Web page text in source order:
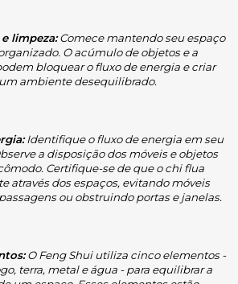
limpeza: Comece mantendo seu espaço
O acúmulo de objetos e a
bloquear o fluxo de energia e criar
um ambiente desequilibrado.
Identifique o fluxo de energia em seu
a disposição dos móveis e objetos
Certifique-se de que o chi flua
através dos espaços, evitando móveis
ou obstruindo portas e janelas.
O Feng Shui utiliza cinco elementos -
terra, metal e água - para equilibrar a